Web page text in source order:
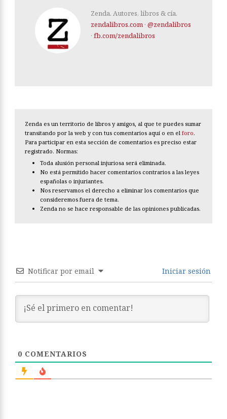
Zenda. Autores, libros & cía.
zendalibros.com · @zendalibros
· fb.com/zendalibros
Zenda es un territorio de libros y amigos, al que te puedes sumar
transitando por la web y con tus comentarios aquí o en el foro.
Para participar en esta sección de comentarios es preciso estar
registrado. Normas:
Toda alusión personal injuriosa será eliminada.
No está permitido hacer comentarios contrarios a las leyes
españolas o injuriantes.
Nos reservamos el derecho a eliminar los comentarios que
consideremos fuera de tema.
Zenda no se hace responsable de las opiniones publicadas.
Notificar por email Iniciar sesión
0 COMENTARIOS